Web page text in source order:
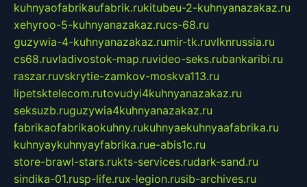
kuhnyaofabrikaufabrik.rukitubeu-2-kuhnyanazakaz.ru
xehyroo-5-kuhnyanazakaz.rucs-68.ru
guzywia-4-kuhnyanazakaz.rumir-tk.ruvlknrussia.ru
cs68.ruvladivostok-map.ruvideo-seks.rubankaribi.ru
raszar.ruvskrytie-zamkov-moskva113.ru
lipetsktelecom.rutovudyi4kuhnyanazakaz.ru
seksuzb.ruguzywia4kuhnyanazakaz.ru
fabrikaofabrikaokuhny.rukuhnyaekuhnyaafabrika.ru
kuhnyaykuhnyayfabrika.rue-abis1c.ru
store-brawl-stars.rukts-services.rudark-sand.ru
sindika-01.rusp-life.rux-legion.rusib-archives.ru